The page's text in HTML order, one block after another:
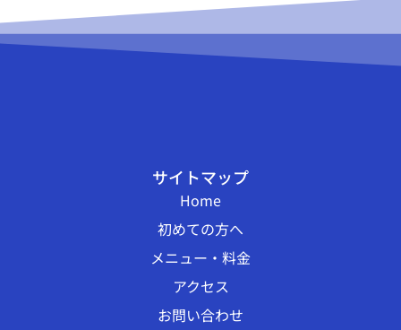
サイトマップ
Home
初めての方へ
メニュー・料金
アクセス
お問い合わせ